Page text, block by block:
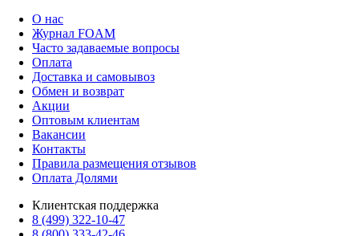
О нас
Журнал FOAM
Часто задаваемые вопросы
Оплата
Доставка и самовывоз
Обмен и возврат
Акции
Оптовым клиентам
Вакансии
Контакты
Правила размещения отзывов
Оплата Долями
Клиентская поддержка
8 (499) 322-10-47